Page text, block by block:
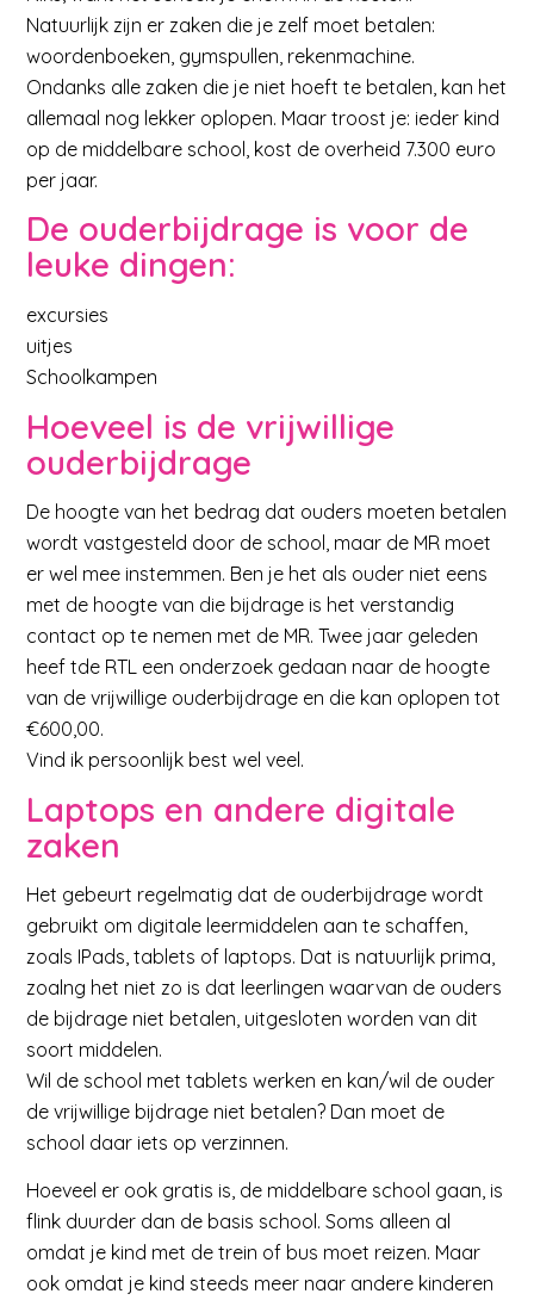
Natuurlijk zijn er zaken die je zelf moet betalen:
woordenboeken, gymspullen, rekenmachine.
Ondanks alle zaken die je niet hoeft te betalen, kan het
allemaal nog lekker oplopen. Maar troost je: ieder kind
op de middelbare school, kost de overheid 7.300 euro
per jaar.
De ouderbijdrage is voor de
leuke dingen:
excursies
uitjes
Schoolkampen
Hoeveel is de vrijwillige
ouderbijdrage
De hoogte van het bedrag dat ouders moeten betalen
wordt vastgesteld door de school, maar de MR moet
er wel mee instemmen. Ben je het als ouder niet eens
met de hoogte van die bijdrage is het verstandig
contact op te nemen met de MR. Twee jaar geleden
heef tde RTL een onderzoek gedaan naar de hoogte
van de vrijwillige ouderbijdrage en die kan oplopen tot
€600,00.
Vind ik persoonlijk best wel veel.
Laptops en andere digitale
zaken
Het gebeurt regelmatig dat de ouderbijdrage wordt
gebruikt om digitale leermiddelen aan te schaffen,
zoals IPads, tablets of laptops. Dat is natuurlijk prima,
zoalng het niet zo is dat leerlingen waarvan de ouders
de bijdrage niet betalen, uitgesloten worden van dit
soort middelen.
Wil de school met tablets werken en kan/wil de ouder
de vrijwillige bijdrage niet betalen? Dan moet de
school daar iets op verzinnen.
Hoeveel er ook gratis is, de middelbare school gaan, is
flink duurder dan de basis school. Soms alleen al
omdat je kind met de trein of bus moet reizen. Maar
ook omdat je kind steeds meer naar andere kinderen